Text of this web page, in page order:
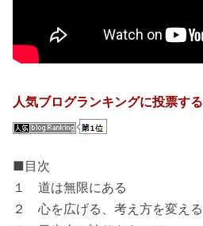
人気ブログランキングに投票する
■目次
１ 道は無限にある
２ 心を広げる、考え方を変える